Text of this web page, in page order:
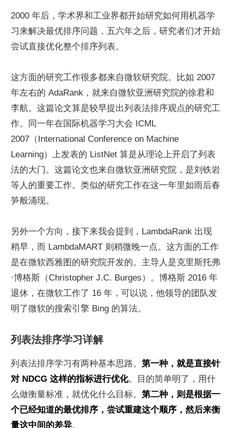
2000 年后，学术界和工业界都开始研究如何用机器学
习来解决最优排序问题，五六年之后，研究者们才开始
尝试直接优化整个排序列表。
这方面的研究工作很多都来自微软研究院。比如 2007
年左右的 AdaRank，就来自微软亚洲研究院的徐君和
李航。这篇论文算是较早提出列表法排序观点的研究工
作。同一年在国际机器学习大会 ICML
2007（International Conference on Machine
Learning）上发表的 ListNet 算是从理论上开启了列表
法的大门。这篇论文也来自微软亚洲研究院，是刘铁岩
等人的重要工作。类似的研究工作在这一年里如雨后春
笋般涌现。
另外一个方向，接下来我会提到，LambdaRank 出现
稍早，而 LambdaMART 则稍微晚一点。这方面的工作
是在微软西雅图的研究院开发的。主导人是克里斯托弗
·博格斯（Christopher J.C. Burges）。博格斯 2016 年
退休，在微软工作了 16 年，可以说，他领导的团队发
明了微软的搜索引擎 Bing 的算法。
列表法排序学习详解
列表法排序学习有两种基本思路。 第一种，就是直接针
对 NDCG 这样的指标进行优化。目的简单明了，用什
么做衡量标准，就优化什么目标。 第二种，则是根据一
个已经知道的最优排序，尝试重建这个顺序，然后来衡
量这中间的差异。